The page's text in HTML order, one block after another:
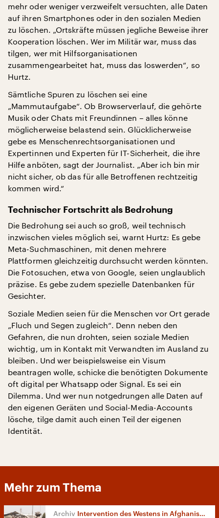
mehr oder weniger verzweifelt versuchten, alle Daten
auf ihren Smartphones oder in den sozialen Medien
zu löschen. „Ortskräfte müssen jegliche Beweise ihrer
Kooperation löschen. Wer im Militär war, muss das
tilgen, wer mit Hilfsorganisationen
zusammengearbeitet hat, muss das loswerden“, so
Hurtz.
Sämtliche Spuren zu löschen sei eine
„Mammutaufgabe“. Ob Browserverlauf, die gehörte
Musik oder Chats mit Freundinnen – alles könne
möglicherweise belastend sein. Glücklicherweise
gebe es Menschenrechtsorganisationen und
Expertinnen und Experten für IT-Sicherheit, die ihre
Hilfe anböten, sagt der Journalist. „Aber ich bin mir
nicht sicher, ob das für alle Betroffenen rechtzeitig
kommen wird.“
Technischer Fortschritt als Bedrohung
Die Bedrohung sei auch so groß, weil technisch
inzwischen vieles möglich sei, warnt Hurtz: Es gebe
Meta-Suchmaschinen, mit denen mehrere
Plattformen gleichzeitig durchsucht werden könnten.
Die Fotosuchen, etwa von Google, seien unglaublich
präzise. Es gebe zudem spezielle Datenbanken für
Gesichter.
Soziale Medien seien für die Menschen vor Ort gerade
„Fluch und Segen zugleich“. Denn neben den
Gefahren, die nun drohten, seien soziale Medien
wichtig, um in Kontakt mit Verwandten im Ausland zu
bleiben. Und wer beispielsweise ein Visum
beantragen wolle, schicke die benötigten Dokumente
oft digital per Whatsapp oder Signal. Es sei ein
Dilemma. Und wer nun notgedrungen alle Daten auf
den eigenen Geräten und Social-Media-Accounts
lösche, tilge damit auch einen Teil der eigenen
Identität.
Mehr zum Thema
Intervention des Westens in Afghanistan